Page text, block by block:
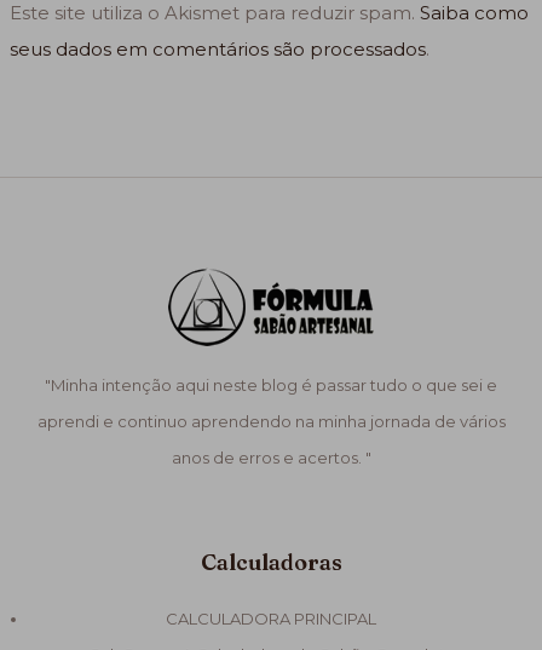
Este site utiliza o Akismet para reduzir spam.Saiba como
seus dados em comentários são processados.
"Minha intenção aqui neste blog é passar tudo o que sei e
aprendi e continuo aprendendo na minha jornada de vários
anos de erros e acertos. "
Calculadoras
CALCULADORA PRINCIPAL